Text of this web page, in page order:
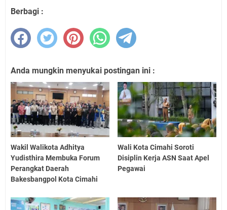
Berbagi :
Anda mungkin menyukai postingan ini :
Wakil Walikota Adhitya
Yudisthira Membuka Forum
Perangkat Daerah
Bakesbangpol Kota Cimahi
Wali Kota Cimahi Soroti
Disiplin Kerja ASN Saat Apel
Pegawai